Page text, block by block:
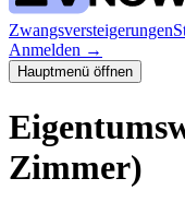
Zwangsversteigerungen
Anmelden →
Hauptmenü öffnen
Zimmer)